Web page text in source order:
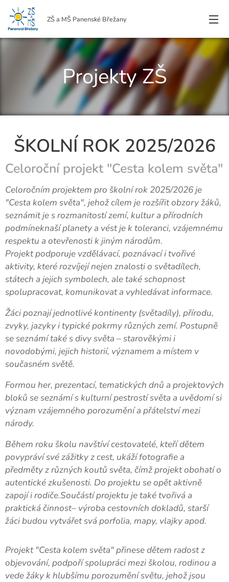
ZŠ a MŠ Panenské Břežany
Projekty ZŠ
ŠKOLNÍ ROK 2025/2026
Celoroční projekt "Cesta kolem světa"
Celoročním projektem pro školní rok 2025/2026 je
"Cesta kolem světa", jehož cílem je rozšířit obzory žáků,
seznámit je s rozmanitostí zemí, kultur a přírodních
podmíneknaší planety a vést je k toleranci, vzájemnému
respektu a otevřenosti k jiným národům.
Projekt podporuje vzdělávací, poznávací i tvořivé
aktivity, které rozvíjejí nejen znalosti o světadílech,
státech a jejich symbolech, ale také schopnost
spolupracovat, komunikovat a vyhledávat informace.
Žáci poznají jednotlivé kontinenty (světadíly), přírodu,
zvyky, jazyky i typické pokrmy různých zemí. Postupně
se seznámí také s divy světa – starověkými i
novodobými, jejich historií, významem a místem v
současném světě.
Formou her, prezentací, tematických dnů a projektových
bloků se seznámí s kulturní pestrostí světa a uvědomí si
význam vzájemného porozumění a přátelství mezi
národy.
Během roku školu navštíví cestovatelé, kteří dětem
povypráví své zážitky z cest, ukáží fotografie a
předměty z různých koutů světa, čímž projekt obohatí o
autentické zkušenosti. Do projektu se opět aktivně
zapojí i rodiče.Součástí projektu je také tvořivá a
praktická činnost– výroba cestovních dokladů, starší
žáci budou vytvářet svá porfolia, mapy, vlajky apod.
Projekt "Cesta kolem světa" přinese dětem radost z
objevování, podpoří spolupráci mezi školou, rodinou a
vede žáky k hlubšímu porozumění světu, jehož jsou